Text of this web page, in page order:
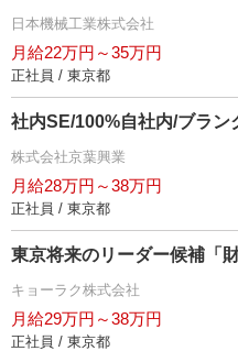
日本機械工業株式会社
月給22万円～35万円
正社員 / 東京都
社内SE/100%自社内/ブラン
株式会社京葉興業
月給28万円～38万円
正社員 / 東京都
東京将来のリーダー候補「
キョーラク株式会社
月給29万円～38万円
正社員 / 東京都